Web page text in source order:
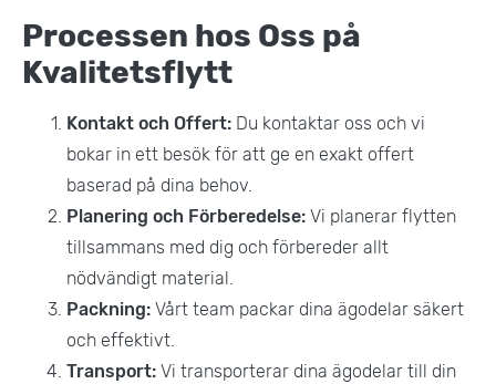
Processen hos Oss på
Kvalitetsflytt
Kontakt och Offert: Du kontaktar oss och vi
bokar in ett besök för att ge en exakt offert
baserad på dina behov.
Planering och Förberedelse: Vi planerar flytten
tillsammans med dig och förbereder allt
nödvändigt material.
Packning: Vårt team packar dina ägodelar säkert
och effektivt.
Transport: Vi transporterar dina ägodelar till din